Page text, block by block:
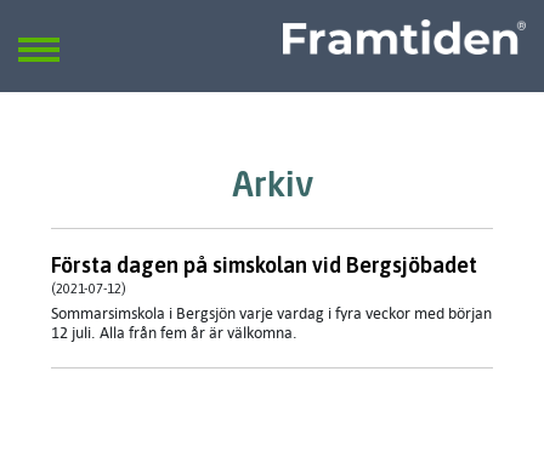
SÖK
Arkiv
Första dagen på simskolan vid Bergsjöbadet
(2021-07-12)
Sommarsimskola i Bergsjön varje vardag i fyra veckor med början
12 juli. Alla från fem år är välkomna.